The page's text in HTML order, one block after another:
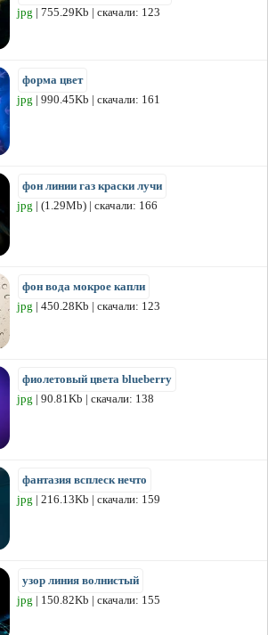
jpg | 755.29Kb | скачали: 123
форма цвет
jpg | 990.45Kb | скачали: 161
фон линии газ краски лучи
jpg | (1.29Mb) | скачали: 166
фон вода мокрое капли
jpg | 450.28Kb | скачали: 123
фиолетовый цвета blueberry
jpg | 90.81Kb | скачали: 138
фантазия всплеск нечто
jpg | 216.13Kb | скачали: 159
узор линия волнистый
jpg | 150.82Kb | скачали: 155